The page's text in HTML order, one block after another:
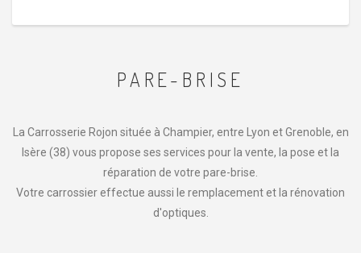
PARE-BRISE
La Carrosserie Rojon située à Champier, entre Lyon et Grenoble, en
Isère (38) vous propose ses services pour la vente, la pose et la
réparation de votre pare-brise.
Votre carrossier effectue aussi le remplacement et la rénovation
d'optiques.